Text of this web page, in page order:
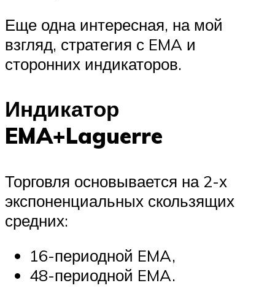
Еще одна интересная, на мой
взгляд, стратегия с EMA и
сторонних индикаторов.
Индикатор
EMA+Laguerre
Торговля основывается на 2-х
экспоненциальных скользящих
средних:
16-периодной EMA,
48-периодной EMA.